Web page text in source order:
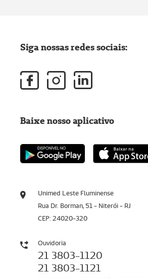
Unimed Leste Fluminense
Rua Dr. Borman, 51 - Niterói - RJ
CEP: 24020-320
Ouvidoria
21 3803-1120
21 3803-1121
Siga nossas redes sociais:
Baixe nosso aplicativo